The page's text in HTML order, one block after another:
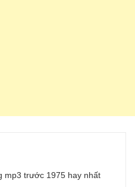
mp3 trước 1975 hay nhất